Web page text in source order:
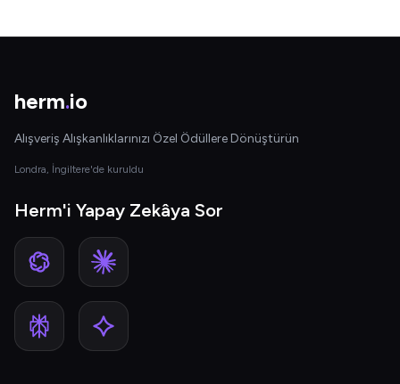
herm.io
Alışveriş Alışkanlıklarınızı Özel Ödüllere Dönüştürün
Londra, İngiltere'de kuruldu
Herm'i Yapay Zekâya Sor